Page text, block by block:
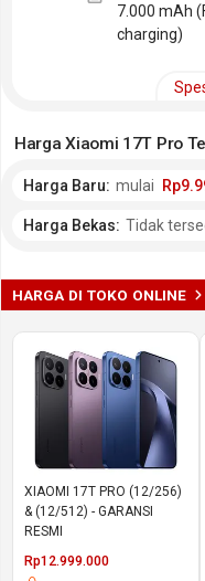
7.000 mAh
charging)
Harga Xiaomi 17T Pro
Harga Baru: mulai
Harga Bekas: Tidak
HARGA DI TOKO ONLINE
XIAOMI 17T PRO (12/256)
& (12/512) - GARANSI
RESMI
Rp12.999.000